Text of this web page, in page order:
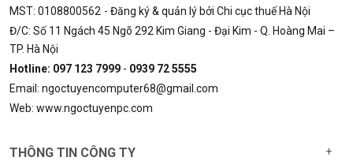
MST: 0108800562 - Đăng ký & quản lý bởi Chi cục thuế Hà Nội
Đ/C: Số 11 Ngách 45 Ngõ 292 Kim Giang - Đại Kim - Q. Hoàng Mai –
TP. Hà Nội
Hotline: 097 123 7999 - 0939 72 5555
Email: ngoctuyencomputer68@gmail.com
Web: www.ngoctuyenpc.com
THÔNG TIN CÔNG TY +